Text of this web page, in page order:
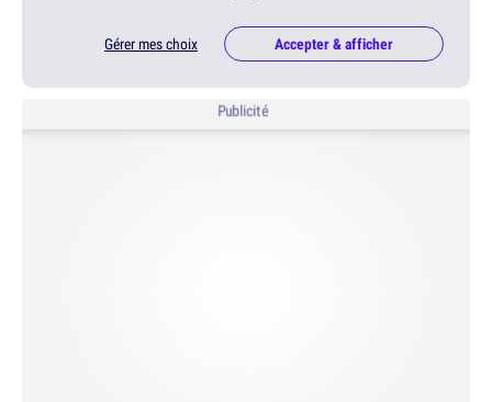
Gérer mes choix Accepter & afficher
Publicité